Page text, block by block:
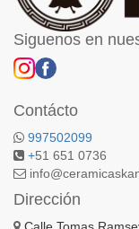
Siguenos en
Contácto
997502099
+51 651 0736
Dirección